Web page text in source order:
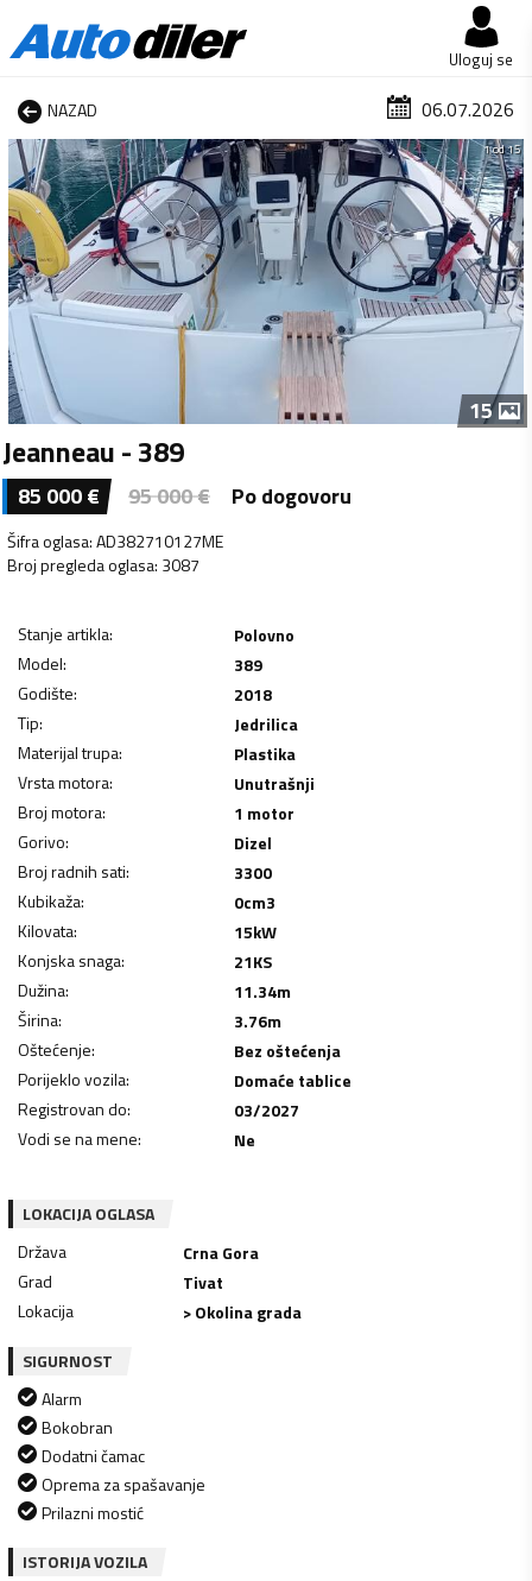
Uloguj se
NAZAD 06.07.2026
1 od 15
15
Jeanneau - 389
85 000€ 95 000€ Po dogovoru
Šifra oglasa:AD382710127ME
Broj pregleda oglasa: 3087
Stanje artikla:
Polovno
Model:
389
Godište:
2018
Tip:
Jedrilica
Materijal trupa:
Plastika
Vrsta motora:
Unutrašnji
Broj motora:
1 motor
Gorivo:
Dizel
Broj radnih sati:
3300
Kubikaža: 0cm3
Kilovata: 15kW
Konjska snaga: 21KS
Dužina: 11.34m
Širina: 3.76m
Oštećenje:
Bez oštećenja
Porijeklo vozila:
Domaće tablice
Registrovan do:
03/2027
Vodi se na mene: Ne
LOKACIJA OGLASA
Država
Crna Gora
Grad
Tivat
Lokacija
> Okolina grada
SIGURNOST
Alarm
Bokobran
Dodatni čamac
Oprema za spašavanje
Prilazni mostić
ISTORIJA VOZILA